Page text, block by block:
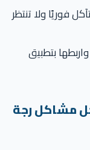
ولا تنتظر
بتطبيق
رجة